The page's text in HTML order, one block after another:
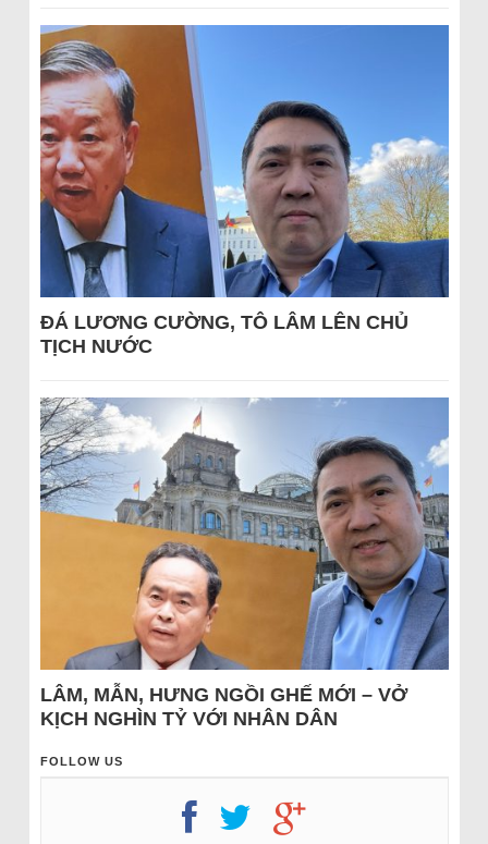
ĐÁ LƯƠNG CƯỜNG, TÔ LÂM LÊN CHỦ
TỊCH NƯỚC
LÂM, MẪN, HƯNG NGỒI GHẾ MỚI – VỞ
KỊCH NGHÌN TỶ VỚI NHÂN DÂN
FOLLOW US